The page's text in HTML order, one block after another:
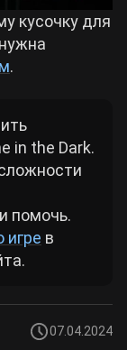
кусочку для
.
in the Dark.
помочь.
игре в
07.04.2024